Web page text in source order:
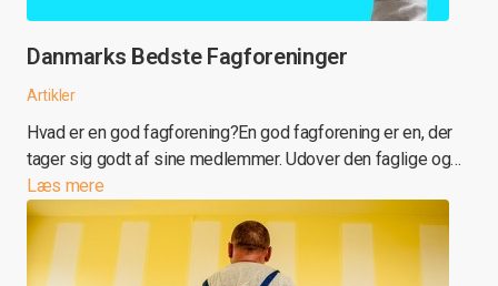
Danmarks Bedste Fagforeninger
Artikler
Hvad er en god fagforening?En god fagforening er en, der
tager sig godt af sine medlemmer. Udover den faglige og…
Læs mere